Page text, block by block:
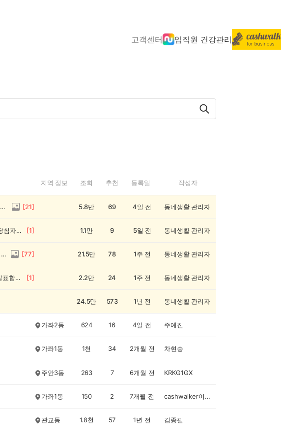
고객센터 임직원 건강관리
지역 정보 조회 추천 등록일 작성자
전원 1,000캐시! 🥳 우리 동네 썰전 14회차 OPEN (~8/17) [21] 5.8만 69 4일 전 동네생활 관리자
💰[당첨자 발표] 26회차 우리 동네 정보왕 이벤트 당첨자를 발표합니다! [1] 1.1만 9 5일 전 동네생활 관리자
💸 전원 2,000캐시 지급! 우리 동네 정보왕 27회차 (~8/10) [77] 21.5만 78 1주 전 동네생활 관리자
💰[당첨자 발표] 우리 동네 썰전 12회차 당첨자를 발표합니다! [1] 2.2만 24 1주 전 동네생활 관리자
24.5만 573 1년 전 동네생활 관리자
가좌2동 624 16 4일 전 주예진
가좌1동 1천 34 2개월 전 차현승
주안3동 263 7 6개월 전 KRKG1GX
가좌1동 150 2 7개월 전 cashwalker이진현
관교동 1.8천 57 1년 전 김종필